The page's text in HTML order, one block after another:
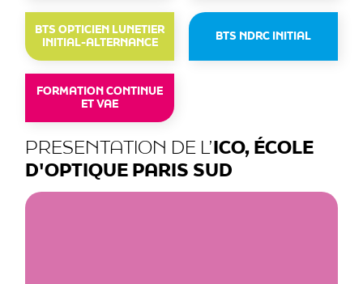
BTS OPTICIEN LUNETIER
INITIAL-ALTERNANCE
BTS NDRC INITIAL
FORMATION CONTINUE
ET VAE
PRESENTATION DE L’ ICO, ÉCOLE
D'OPTIQUE PARIS SUD